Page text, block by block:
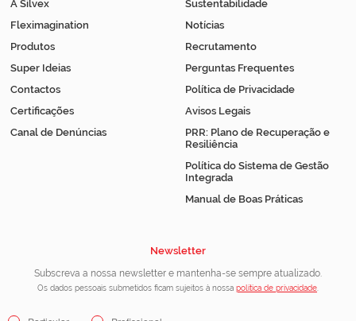
A Silvex
Fleximagination
Produtos
Super Ideias
Contactos
Certificações
Canal de Denúncias
Sustentabilidade
Notícias
Recrutamento
Perguntas Frequentes
Política de Privacidade
Avisos Legais
PRR: Plano de Recuperação e
Resiliência
Política do Sistema de Gestão
Integrada
Manual de Boas Práticas
Newsletter
Subscreva a nossa newsletter e mantenha-se sempre atualizado.
Os dados pessoais submetidos ficam sujeitos à nossa política de privacidade